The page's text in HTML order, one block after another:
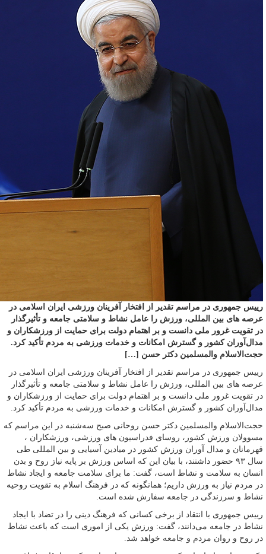
رییس‌ جمهوری در مراسم تقدیر از افتخار آفرینان ورزشی ایران اسلامی در
عرصه های بین المللی، ورزش را عامل نشاط و سلامتی جامعه و تأثیرگذار
در تقویت غرور ملی دانست و بر اهتمام دولت برای حمایت از ورزشکاران و
مدال‌آوران کشور و گسترش امکانات و خدمات ورزشی به مردم تأکید کرد.
حجت‌الاسلام والمسلمین دکتر حسن […]
رییس‌ جمهوری در مراسم تقدیر از افتخار آفرینان ورزشی ایران اسلامی در
عرصه های بین المللی، ورزش را عامل نشاط و سلامتی جامعه و تأثیرگذار
در تقویت غرور ملی دانست و بر اهتمام دولت برای حمایت از ورزشکاران و
مدال‌آوران کشور و گسترش امکانات و خدمات ورزشی به مردم تأکید کرد.
حجت‌الاسلام والمسلمین دکتر حسن روحانی صبح سه‌شنبه در این مراسم که
مسوولان ورزش کشور، روسای فدراسیون های ورزشی، ورزشکاران ،
قهرمانان و مدال آوران ورزش کشور در میادین آسیایی و بین المللی طی
سال ۹۳ حضور داشتند، با بیان این که اساس ورزش بر پایه نیاز روح و بدن
انسان به سلامت و نشاط است، گفت: ما برای سلامت جامعه و ایجاد نشاط
در مردم نیاز به ورزش داریم؛ همانگونه که در فرهنگ اسلام به تقویت روحیه
نشاط و سرزندگی در جامعه سفارش شده است.
رییس‌ جمهوری با انتقاد از برخی کسانی که فرهنگ دینی را در تضاد با ایجاد
نشاط در جامعه می‌دانند، گفت: ورزش یکی از اموری است که باعث نشاط
در روح و روان مردم و جامعه خواهد شد.